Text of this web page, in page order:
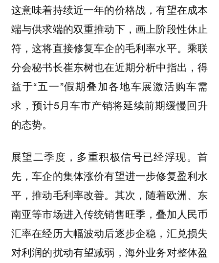
这意味着持续近一年的价格战，有望在成本
端与供求端的双重推动下，画上阶段性休止
符，这将直接修复车企的毛利率水平。乘联
分会秘书长崔东树也在近期分析中指出，得
益于“五一”假期叠加各地车展激活购车需
求，预计5月车市产销将延续前期缓慢回升
的态势。
展望二季度，多重积极信号已经浮现。首
先，车企的集体涨价有望进一步修复盈利水
平，推动毛利率改善。其次，随着欧洲、东
南亚等市场进入传统销售旺季，叠加人民币
汇率在经历大幅波动后逐步企稳，汇兑损失
对利润的扰动有望减弱，海外业务对整体盈